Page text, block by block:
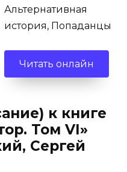
Альтернативная
история, Попаданцы
Читать онлайн
к книге
Том VI»
Сергей